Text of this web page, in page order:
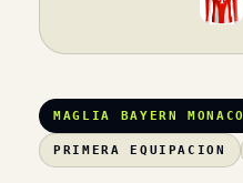
MAGLIA BAYERN MONACO
PRIMERA EQUIPACION